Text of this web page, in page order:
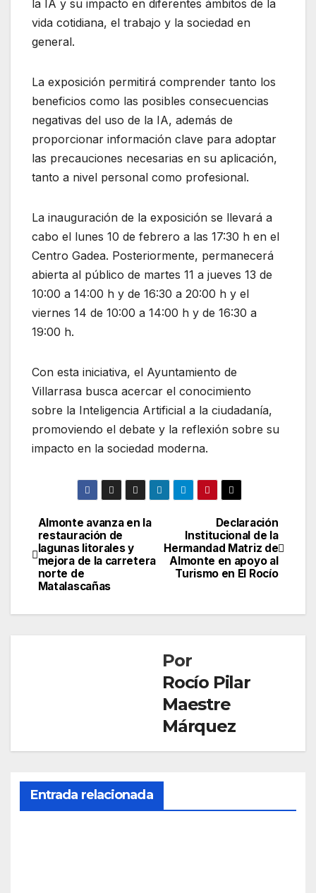
la IA y su impacto en diferentes ámbitos de la
vida cotidiana, el trabajo y la sociedad en
general.
La exposición permitirá comprender tanto los
beneficios como las posibles consecuencias
negativas del uso de la IA, además de
proporcionar información clave para adoptar
las precauciones necesarias en su aplicación,
tanto a nivel personal como profesional.
La inauguración de la exposición se llevará a
cabo el lunes 10 de febrero a las 17:30 h en el
Centro Gadea. Posteriormente, permanecerá
abierta al público de martes 11 a jueves 13 de
10:00 a 14:00 h y de 16:30 a 20:00 h y el
viernes 14 de 10:00 a 14:00 h y de 16:30 a
19:00 h.
Con esta iniciativa, el Ayuntamiento de
Villarrasa busca acercar el conocimiento
sobre la Inteligencia Artificial a la ciudadanía,
promoviendo el debate y la reflexión sobre su
impacto en la sociedad moderna.
Navegación
de
entradas
Declaración
Institucional de la
Hermandad Matriz de
Almonte en apoyo al
Turismo en El Rocío
Almonte avanza en la
restauración de
lagunas litorales y
mejora de la carretera
norte de
Matalascañas
Por
Rocío Pilar
Maestre
Márquez
Entrada relacionada
CONDADO
NIEBLA
El